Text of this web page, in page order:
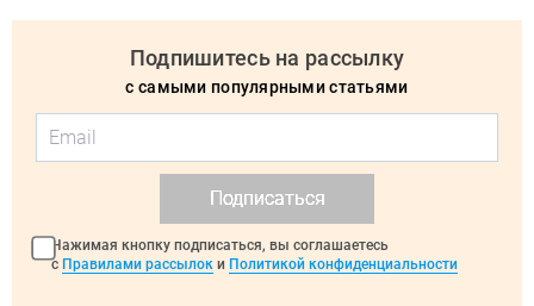
Подпишитесь на рассылку
с самыми популярными статьями
Подписаться
Нажимая кнопку подписаться, вы соглашаетесь
с Правилами рассылок и Политикой конфиденциальности